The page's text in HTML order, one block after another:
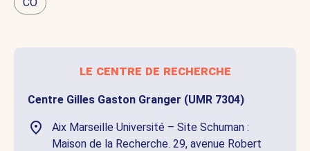
le centre de recherche
Centre Gilles Gaston Granger (UMR 7304)
Aix Marseille Université – Site Schuman :
Maison de la Recherche. 29, avenue Robert